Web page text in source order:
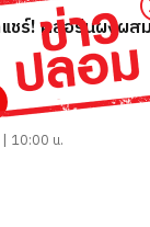
ชร์! คลอรีนผงผส
10:00 น.